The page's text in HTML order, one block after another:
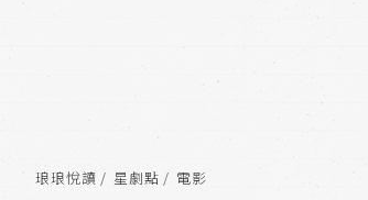
琅琅悅讀 星劇點 電影